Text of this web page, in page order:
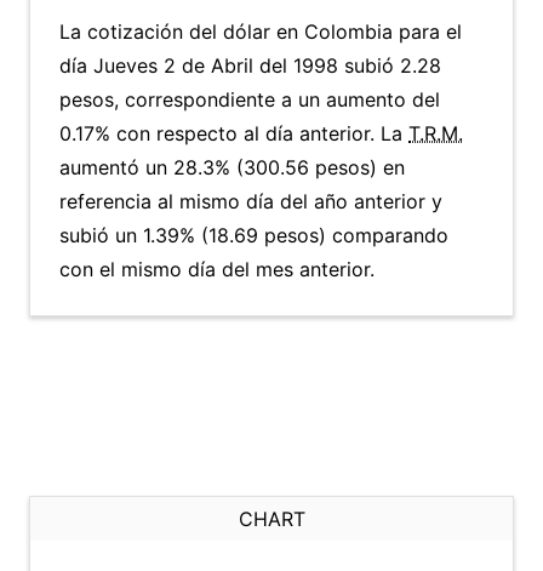
La cotización del dólar en Colombia para el
día Jueves 2 de Abril del 1998 subió 2.28
pesos, correspondiente a un aumento del
0.17% con respecto al día anterior. La T.R.M.
aumentó un 28.3% (300.56 pesos) en
referencia al mismo día del año anterior y
subió un 1.39% (18.69 pesos) comparando
con el mismo día del mes anterior.
CHART